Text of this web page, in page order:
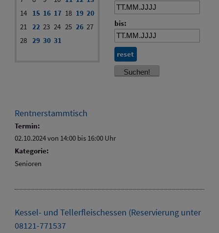
14
15 16 17 18 19 20
21 22 23 24 25 26 27
28 29 30 31
bis:
reset
Rentnerstammtisch
Termin:
02.10.2024 von 14:00 bis 16:00 Uhr
Kategorie:
Senioren
Kessel- und Tellerfleischessen (Reservierung unter
08121-771537